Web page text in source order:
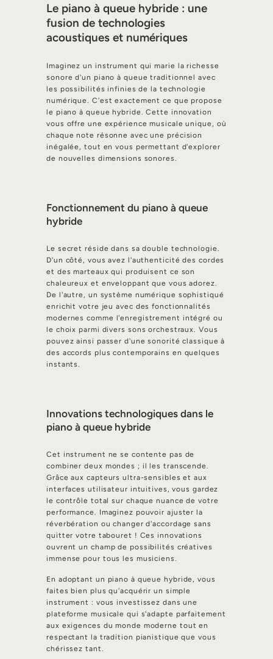
Le piano à queue hybride : une
fusion de technologies
acoustiques et numériques
Imaginez un instrument qui marie la richesse
sonore d'un piano à queue traditionnel avec
les possibilités infinies de la technologie
numérique. C'est exactement ce que propose
le piano à queue hybride. Cette innovation
vous offre une expérience musicale unique, où
chaque note résonne avec une précision
inégalée, tout en vous permettant d'explorer
de nouvelles dimensions sonores.
Fonctionnement du piano à queue
hybride
Le secret réside dans sa double technologie.
D'un côté, vous avez l'authenticité des cordes
et des marteaux qui produisent ce son
chaleureux et enveloppant que vous adorez.
De l'autre, un système numérique sophistiqué
enrichit votre jeu avec des fonctionnalités
modernes comme l'enregistrement intégré ou
le choix parmi divers sons orchestraux. Vous
pouvez ainsi passer d'une sonorité classique à
des accords plus contemporains en quelques
instants.
Innovations technologiques dans le
piano à queue hybride
Cet instrument ne se contente pas de
combiner deux mondes ; il les transcende.
Grâce aux capteurs ultra-sensibles et aux
interfaces utilisateur intuitives, vous gardez
le contrôle total sur chaque nuance de votre
performance. Imaginez pouvoir ajuster la
réverbération ou changer d'accordage sans
quitter votre tabouret ! Ces innovations
ouvrent un champ de possibilités créatives
immense pour tous les musiciens.
En adoptant un piano à queue hybride, vous
faites bien plus qu'acquérir un simple
instrument : vous investissez dans une
plateforme musicale qui s'adapte parfaitement
aux exigences du monde moderne tout en
respectant la tradition pianistique que vous
chérissez tant.